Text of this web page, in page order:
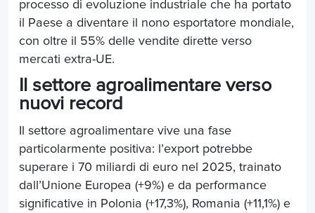
processo di evoluzione industriale che ha portato
il Paese a diventare il nono esportatore mondiale,
con oltre il 55% delle vendite dirette verso
mercati extra-UE.
Il settore agroalimentare verso
nuovi record
Il settore agroalimentare vive una fase
particolarmente positiva: l’export potrebbe
superare i 70 miliardi di euro nel 2025, trainato
dall’Unione Europea (+9%) e da performance
significative in Polonia (+17,3%), Romania (+11,1%) e